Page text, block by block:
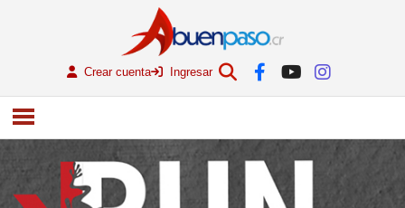
Crear cuenta Ingresar